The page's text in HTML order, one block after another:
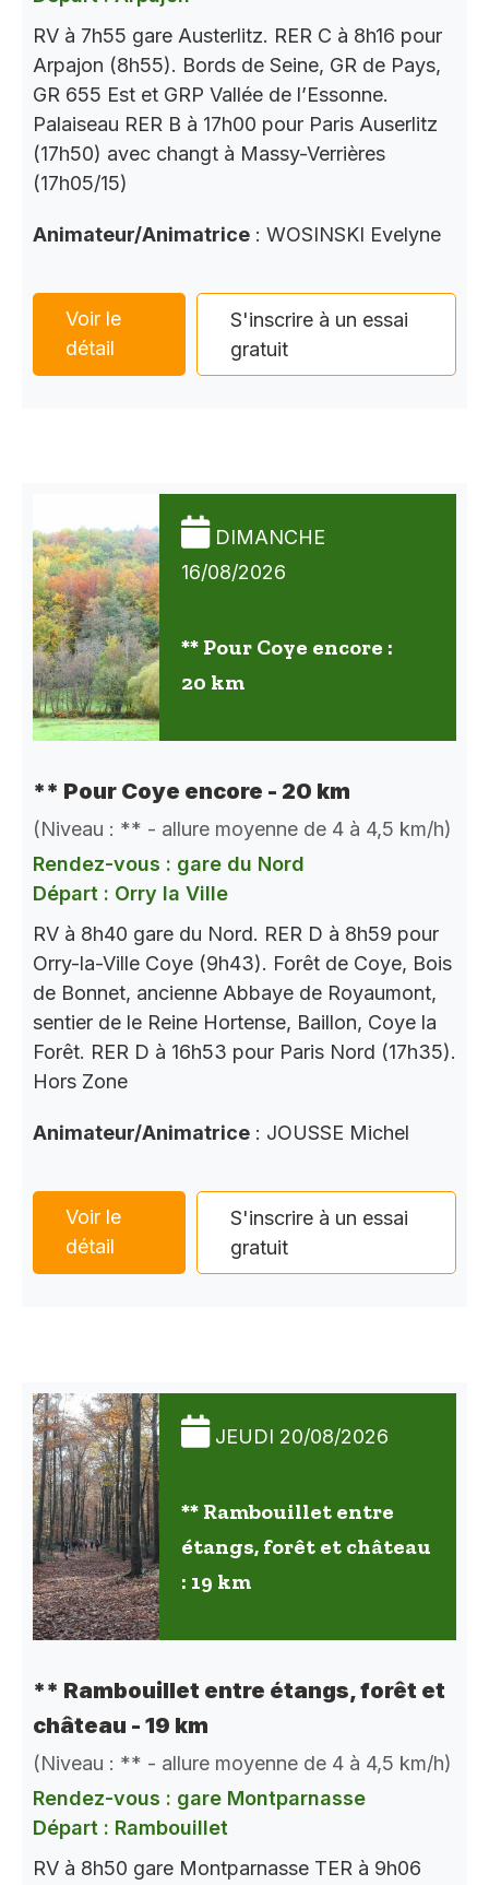
RV à 7h55 gare Austerlitz. RER C à 8h16 pour
Arpajon (8h55). Bords de Seine, GR de Pays,
GR 655 Est et GRP Vallée de l’Essonne.
Palaiseau RER B à 17h00 pour Paris Auserlitz
(17h50) avec changt à Massy-Verrières
(17h05/15)
Animateur/Animatrice : WOSINSKI Evelyne
Voir le
détail
S'inscrire à un essai
gratuit
DIMANCHE
16/08/2026
** Pour Coye encore :
20 km
** Pour Coye encore - 20 km
(Niveau : ** - allure moyenne de 4 à 4,5 km/h)
Rendez-vous : gare du Nord
Départ : Orry la Ville
RV à 8h40 gare du Nord. RER D à 8h59 pour
Orry-la-Ville Coye (9h43). Forêt de Coye, Bois
de Bonnet, ancienne Abbaye de Royaumont,
sentier de le Reine Hortense, Baillon, Coye la
Forêt. RER D à 16h53 pour Paris Nord (17h35).
Hors Zone
Animateur/Animatrice : JOUSSE Michel
Voir le
détail
S'inscrire à un essai
gratuit
JEUDI 20/08/2026
** Rambouillet entre
étangs, forêt et château
: 19 km
** Rambouillet entre étangs, forêt et
château - 19 km
(Niveau : ** - allure moyenne de 4 à 4,5 km/h)
Rendez-vous : gare Montparnasse
Départ : Rambouillet
RV à 8h50 gare Montparnasse TER à 9h06